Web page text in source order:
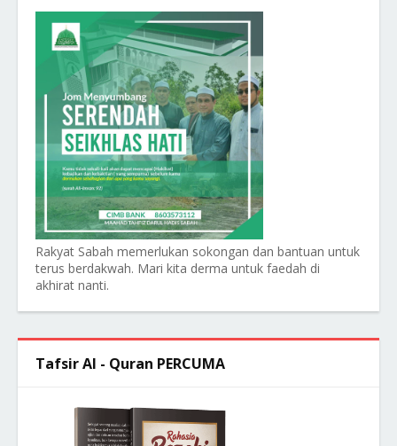
Rakyat Sabah memerlukan sokongan dan bantuan untuk
terus berdakwah. Mari kita derma untuk faedah di
akhirat nanti.
Tafsir Al - Quran PERCUMA